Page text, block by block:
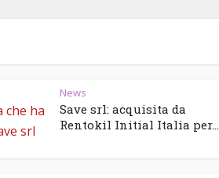
News
Save srl: acquisita da
Rentokil Initial Italia per...